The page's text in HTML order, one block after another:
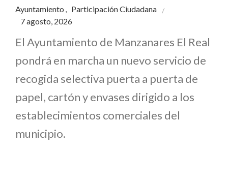
Ayuntamiento , Participación Ciudadana
7 agosto, 2026
El Ayuntamiento de Manzanares El Real
pondrá en marcha un nuevo servicio de
recogida selectiva puerta a puerta de
papel, cartón y envases dirigido a los
establecimientos comerciales del
municipio.